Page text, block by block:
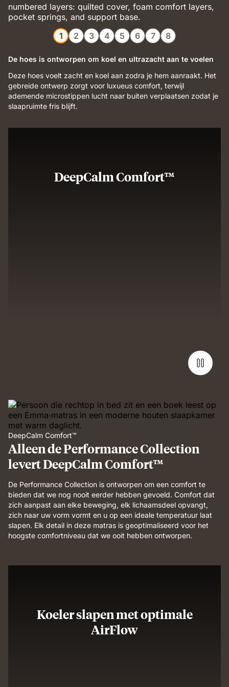
1 2 3 4 5 6 7 8
De hoes is ontworpen om koel en ultrazacht aan te voelen
Deze hoes voelt zacht en koel aan zodra je hem aanraakt. Het
gebreide ontwerp zorgt voor luxueus comfort, terwijl
ademende microstippen lucht naar buiten verplaatsen zodat je
slaapruimte fris blijft.
DeepCalm Comfort™
DeepCalm Comfort™
Alleen de Performance Collection
levert DeepCalm Comfort™
De Performance Collection is ontworpen om een comfort te
bieden dat we nog nooit eerder hebben gevoeld. Comfort dat
zich aanpast aan elke beweging, elk lichaamsdeel opvangt,
zich naar uw vorm vormt en u op een ideale temperatuur laat
slapen. Elk detail in deze matras is geoptimaliseerd voor het
hoogste comfortniveau dat we ooit hebben ontworpen.
Koeler slapen met optimale
AirFlow